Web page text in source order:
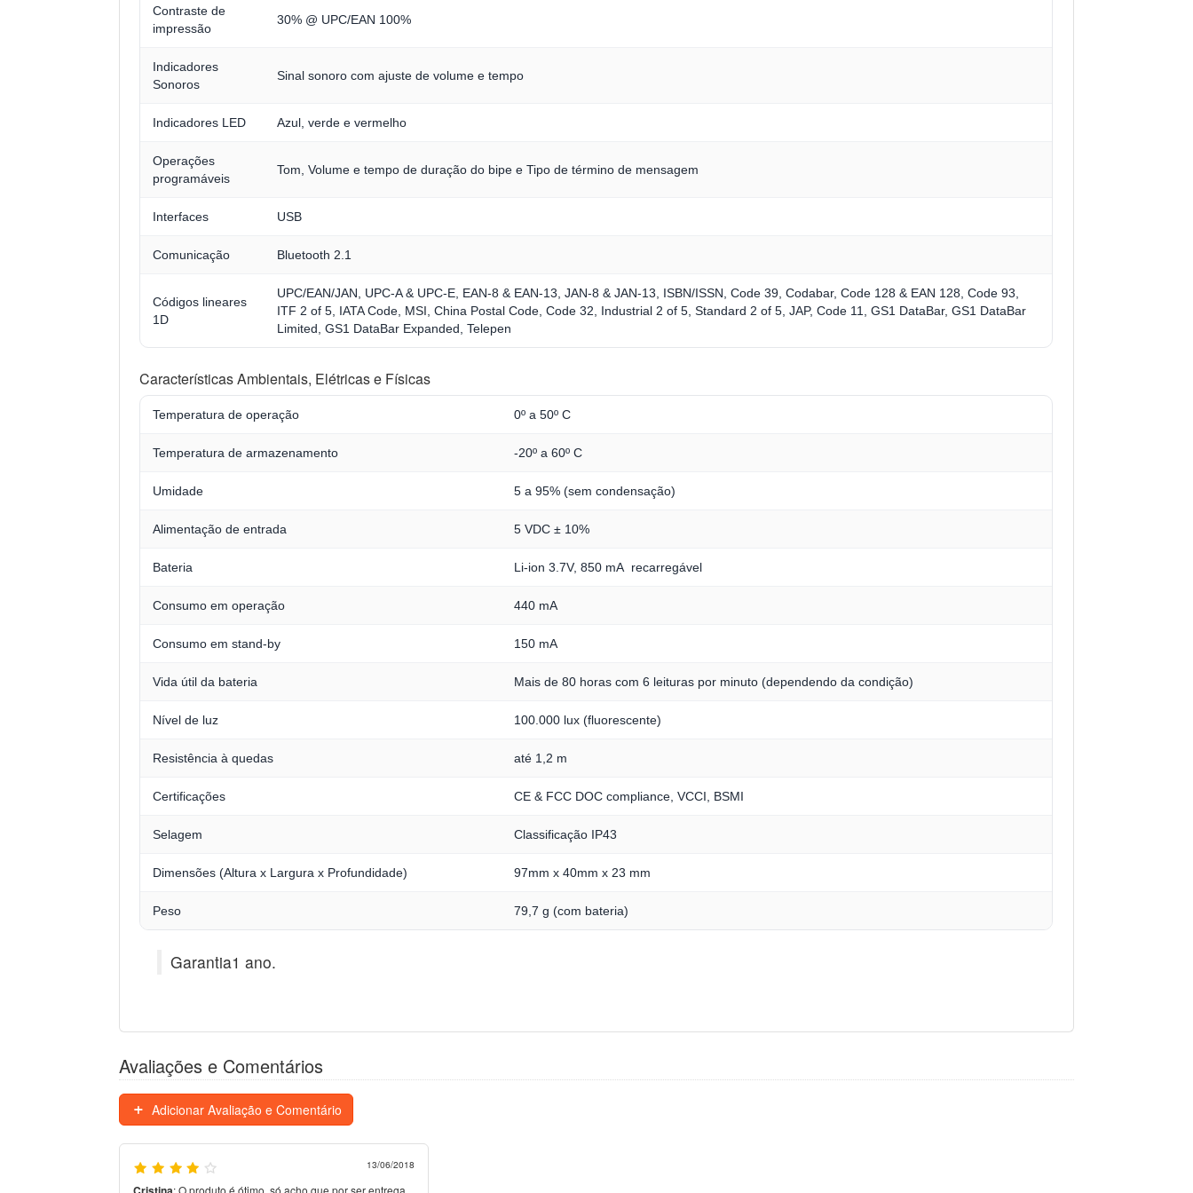
Contraste de
impressão
30% @ UPC/EAN 100%
Indicadores
Sonoros
Sinal sonoro com ajuste de volume e tempo
Indicadores LED Azul, verde e vermelho
Operações
programáveis
Tom, Volume e tempo de duração do bipe e Tipo de término de mensagem
Interfaces USB
Comunicação Bluetooth 2.1
Códigos lineares
1D
UPC/EAN/JAN, UPC-A & UPC-E, EAN-8 & EAN-13, JAN-8 & JAN-13, ISBN/ISSN, Code 39, Codabar, Code 128 & EAN 128, Code 93,
ITF 2 of 5, IATA Code, MSI, China Postal Code, Code 32, Industrial 2 of 5, Standard 2 of 5, JAP, Code 11, GS1 DataBar, GS1 DataBar
Limited, GS1 DataBar Expanded, Telepen
Características Ambientais, Elétricas e Físicas
Temperatura de operação 0º a 50º C
Temperatura de armazenamento -20º a 60º C
Umidade 5 a 95% (sem condensação)
Alimentação de entrada 5 VDC ± 10%
Bateria Li-ion 3.7V, 850 mA recarregável
Consumo em operação 440 mA
Consumo em stand-by 150 mA
Vida útil da bateria Mais de 80 horas com 6 leituras por minuto (dependendo da condição)
Nível de luz 100.000 lux (fluorescente)
Resistência à quedas até 1,2 m
Certificações CE & FCC DOC compliance, VCCI, BSMI
Selagem Classificação IP43
Dimensões (Altura x Largura x Profundidade) 97mm x 40mm x 23 mm
Peso 79,7 g (com bateria)
Garantia1 ano.
Avaliações e Comentários
Adicionar Avaliação e Comentário
13/06/2018
:O produto é ótimo, só acho que por ser entrega